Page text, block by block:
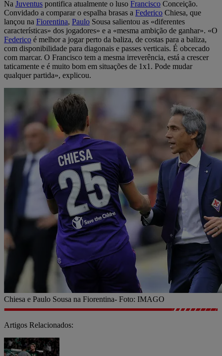
Na Juventus pontifica atualmente o luso Francisco Conceição.
Convidado a comparar o espalha brasas a Federico Chiesa, que
lançou na Fiorentina, Paulo Sousa salientou as «diferentes
características» dos jogadores» e a «mesma ambição de ganhar». «O
Federico é melhor a jogar perto da baliza, de costas para a baliza,
com disponibilidade para diagonais e passes verticais. É obcecado
com marcar. O Francisco tem a mesma irreverência, está a crescer
taticamente e é muito bom em situações de 1x1. Pode mudar
qualquer partida», explicou.
Chiesa e Paulo Sousa na Fiorentina- Foto: IMAGO
Artigos Relacionados: